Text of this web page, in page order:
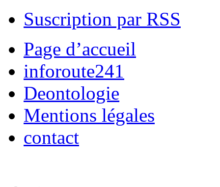
Suscription par RSS
Page d’accueil
inforoute241
Deontologie
Mentions légales
contact